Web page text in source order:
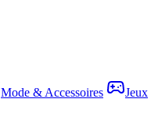
Mode & Accessoires
Jeux